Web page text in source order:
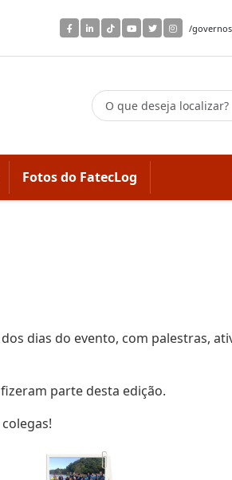
/
Fotos do FatecLog
dias do evento, com palestras,
parte desta edição.